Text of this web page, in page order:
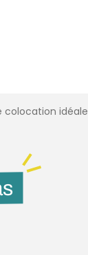
colocation idéale